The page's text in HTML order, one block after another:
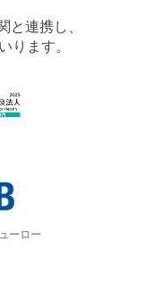
と連携し、
ります。
ーロー